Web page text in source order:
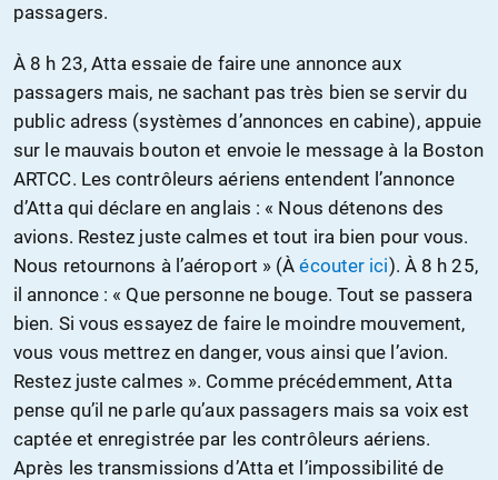
passagers.
À 8 h 23, Atta essaie de faire une annonce aux
passagers mais, ne sachant pas très bien se servir du
public adress (systèmes d’annonces en cabine), appuie
sur le mauvais bouton et envoie le message à la Boston
ARTCC. Les contrôleurs aériens entendent l’annonce
d’Atta qui déclare en anglais : « Nous détenons des
avions. Restez juste calmes et tout ira bien pour vous.
Nous retournons à l’aéroport » (Àécouter ici). À 8 h 25,
il annonce : « Que personne ne bouge. Tout se passera
bien. Si vous essayez de faire le moindre mouvement,
vous vous mettrez en danger, vous ainsi que l’avion.
Restez juste calmes ». Comme précédemment, Atta
pense qu’il ne parle qu’aux passagers mais sa voix est
captée et enregistrée par les contrôleurs aériens.
Après les transmissions d’Atta et l’impossibilité de